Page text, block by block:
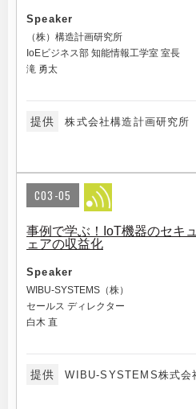
Speaker
（株）構造計画研究所
IoEビジネス部 知能情報工学室 室長
滝 勇太
提供 株式会社構造計画研究所
C03-05
事例で学ぶ！IoT機器のセキ
ェアの収益化
Speaker
WIBU-SYSTEMS（株）
セールス ディレクター
白木 直
提供 WIBU-SYSTEMS株式会